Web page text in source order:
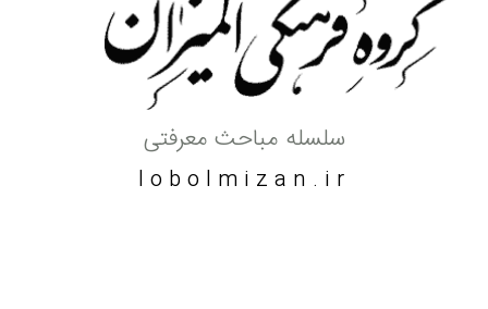
سلسله مباحث معرفتی
lobolmizan.ir